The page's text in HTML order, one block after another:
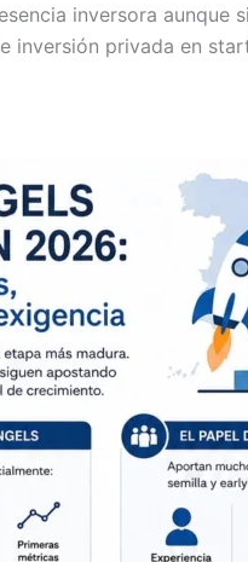
inversora
privada en